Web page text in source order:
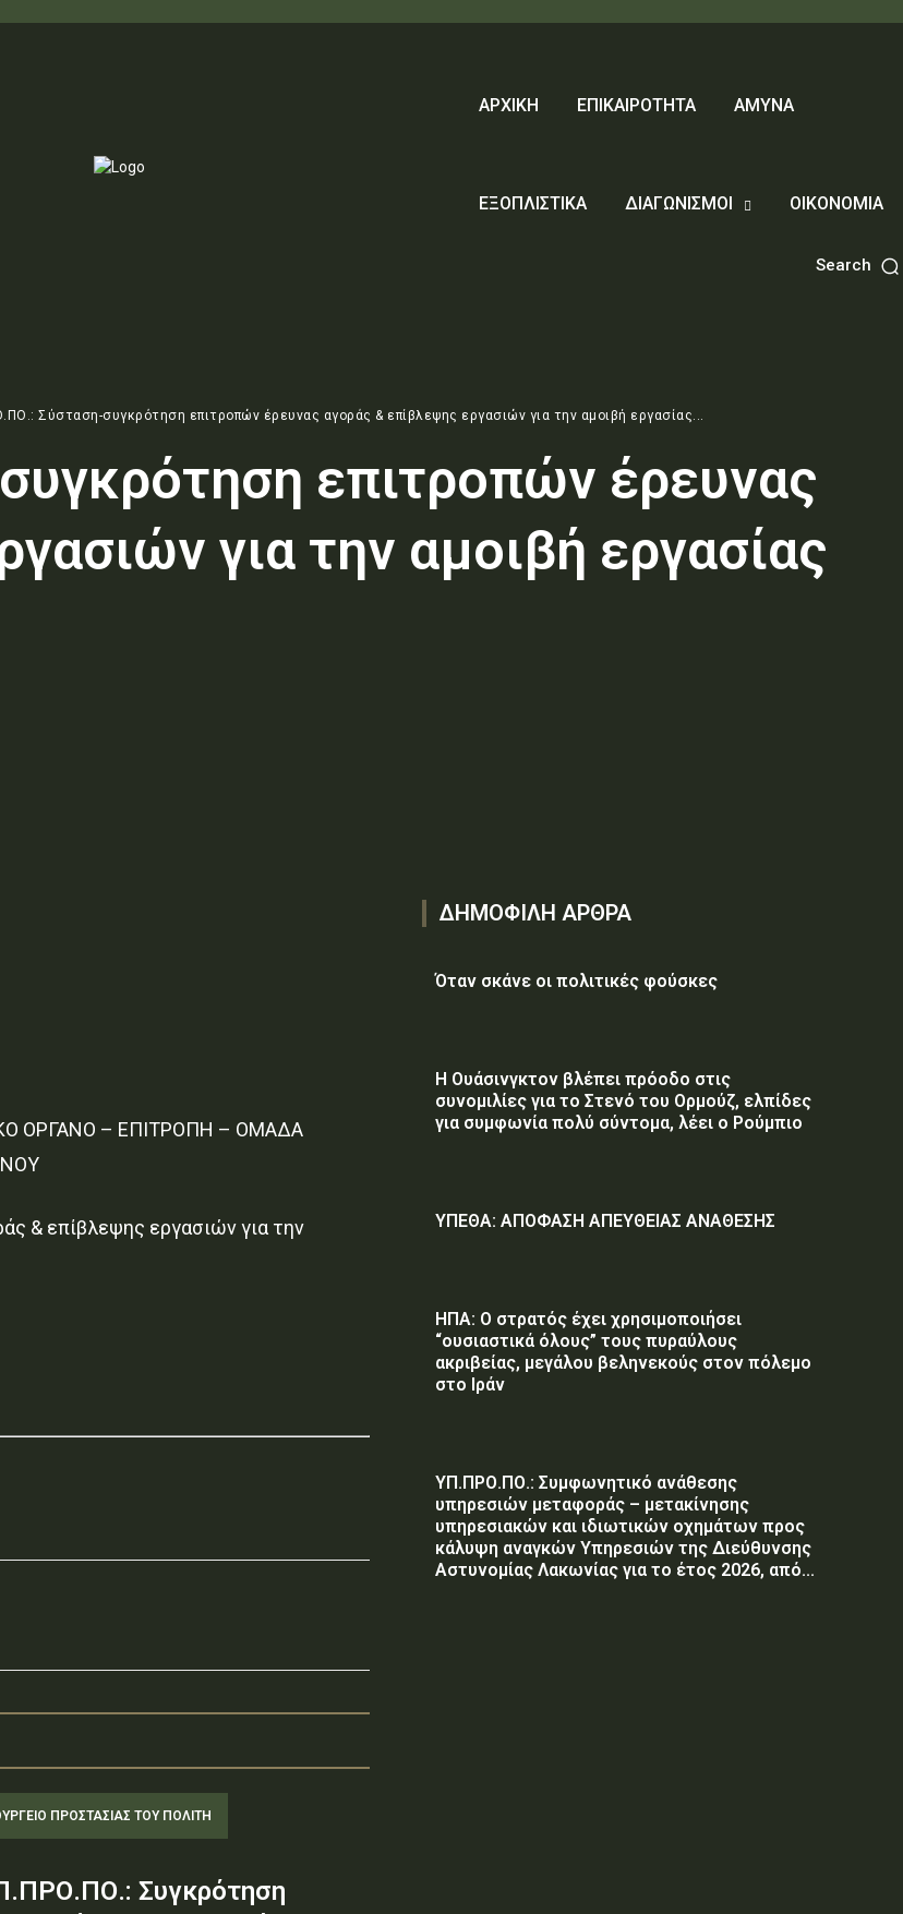
ΑΡΧΙΚΗ ΕΠΙΚΑΙΡΟΤΗΤΑ ΑΜΥΝΑ
ΕΞΟΠΛΙΣΤΙΚΑ ΔΙΑΓΩΝΙΣΜΟΙ ΟΙΚΟΝΟΜΙΑ
Search
Σύσταση-συγκρότηση επιτροπών έρευνας αγοράς & επίβλεψης εργασιών για την αμοιβή εργασίας...
επιτροπών έρευνας
για την αμοιβή εργασίας
ΟΡΓΑΝΟ – ΕΠΙΤΡΟΠΗ – ΟΜΑΔΑ
& επίβλεψης εργασιών για την
ΠΡΟΣΤΑΣΊΑΣ ΤΟΥ ΠΟΛΊΤΗ
Συγκρότηση
ΔΗΜΟΦΙΛΗ ΑΡΘΡΑ
Όταν σκάνε οι πολιτικές φούσκες
Η Ουάσινγκτον βλέπει πρόοδο στις
συνομιλίες για το Στενό του Ορμούζ, ελπίδες
για συμφωνία πολύ σύντομα, λέει ο Ρούμπιο
ΥΠΕΘΑ: ΑΠΟΦΑΣΗ ΑΠΕΥΘΕΙΑΣ ΑΝΑΘΕΣΗΣ
ΗΠΑ: Ο στρατός έχει χρησιμοποιήσει
“ουσιαστικά όλους” τους πυραύλους
ακριβείας, μεγάλου βεληνεκούς στον πόλεμο
στο Ιράν
ΥΠ.ΠΡΟ.ΠΟ.: Συμφωνητικό ανάθεσης
υπηρεσιών μεταφοράς – μετακίνησης
υπηρεσιακών και ιδιωτικών οχημάτων προς
κάλυψη αναγκών Υπηρεσιών της Διεύθυνσης
Αστυνομίας Λακωνίας για το έτος 2026, από...